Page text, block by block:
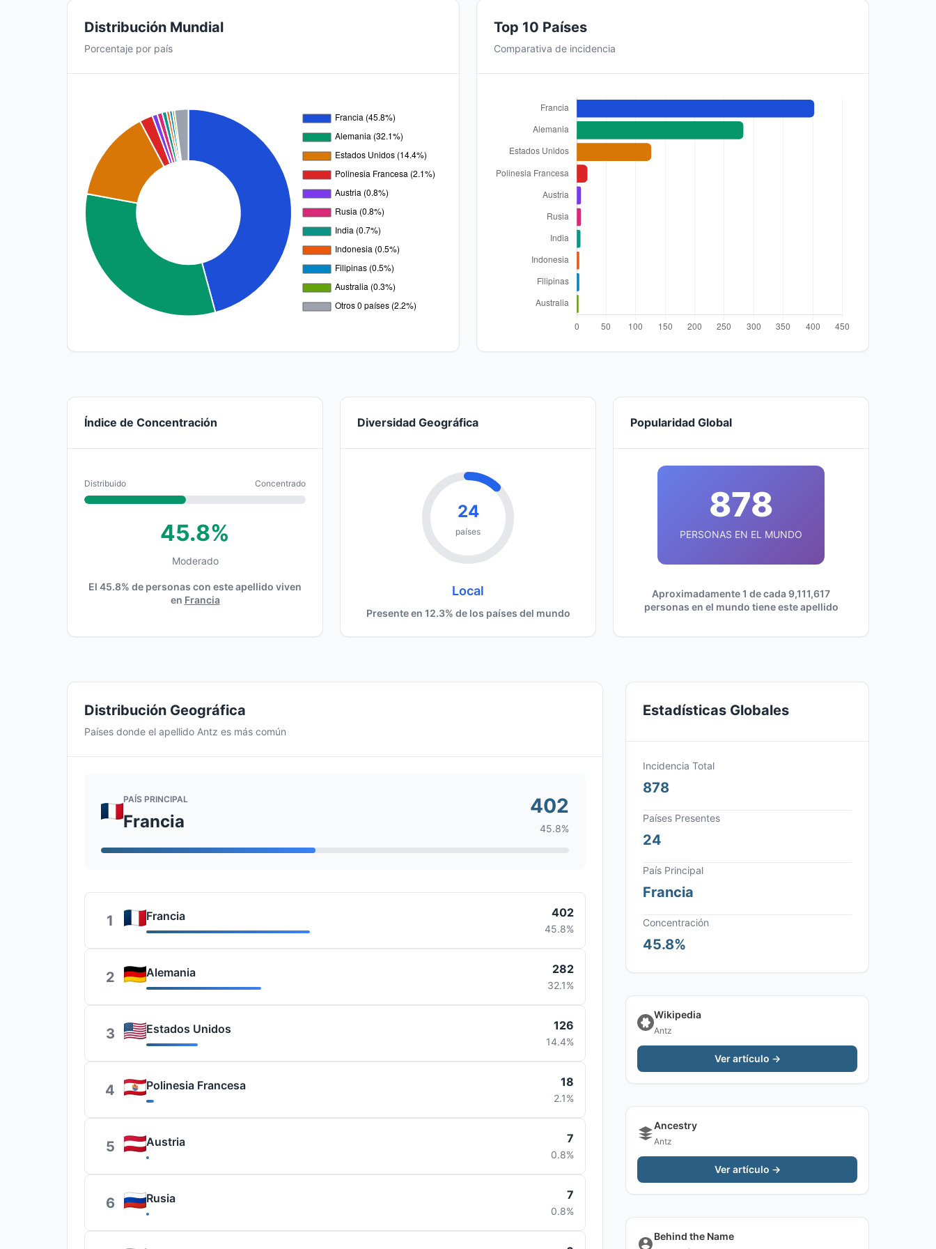
Distribución Mundial
Porcentaje por país
Top 10 Países
Comparativa de incidencia
Índice de Concentración
Distribuido Concentrado
45.8%
Moderado
El 45.8% de personas con este apellido viven
en Francia
Diversidad Geográfica
24
países
Local
Presente en 12.3% de los países del mundo
Popularidad Global
878
PERSONAS EN EL MUNDO
Aproximadamente 1 de cada 9,111,617
personas en el mundo tiene este apellido
Distribución Geográfica
Países donde el apellido Antz es más común
PAÍS PRINCIPAL
Francia
402
45.8%
1 Francia 402
45.8%
2 Alemania 282
32.1%
3 Estados Unidos 126
14.4%
4 Polinesia Francesa 18
2.1%
5 Austria 7
0.8%
6 Rusia 7
0.8%
Estadísticas Globales
Incidencia Total
878
Países Presentes
24
País Principal
Francia
Concentración
45.8%
Wikipedia
Antz
Ver artículo →
Ancestry
Antz
Ver artículo →
Behind the Name